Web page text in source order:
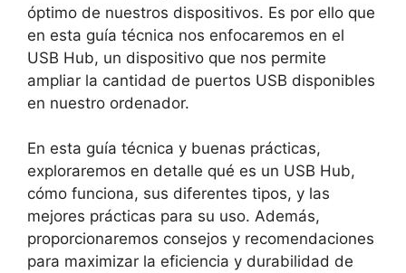
óptimo de nuestros dispositivos. Es por ello que
en esta guía técnica nos enfocaremos en el
USB Hub, un dispositivo que nos permite
ampliar la cantidad de puertos USB disponibles
en nuestro ordenador.
En esta guía técnica y buenas prácticas,
exploraremos en detalle qué es un USB Hub,
cómo funciona, sus diferentes tipos, y las
mejores prácticas para su uso. Además,
proporcionaremos consejos y recomendaciones
para maximizar la eficiencia y durabilidad de